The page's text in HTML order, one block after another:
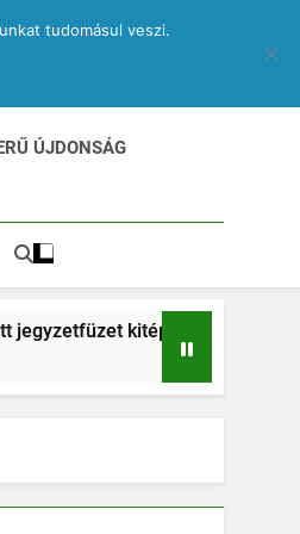
ÚJDONSÁG
kitépett lapjai
tudomásul veszi.